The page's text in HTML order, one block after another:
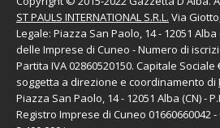
ST PAULS INTERNATIONAL S.R.L. Via
Legale: Piazza San Paolo, 14 - 12051
delle Imprese di Cuneo - Numero di
Partita IVA 02860520150. Capitale Sociale
soggetta a direzione e coordinamento di
Piazza San Paolo, 14 - 12051 Alba (CN) -
Registro Imprese di Cuneo 01660660042